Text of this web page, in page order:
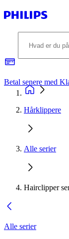
Betal senere med
Hårklippere
Alle serier
Hairclipper
Alle serier